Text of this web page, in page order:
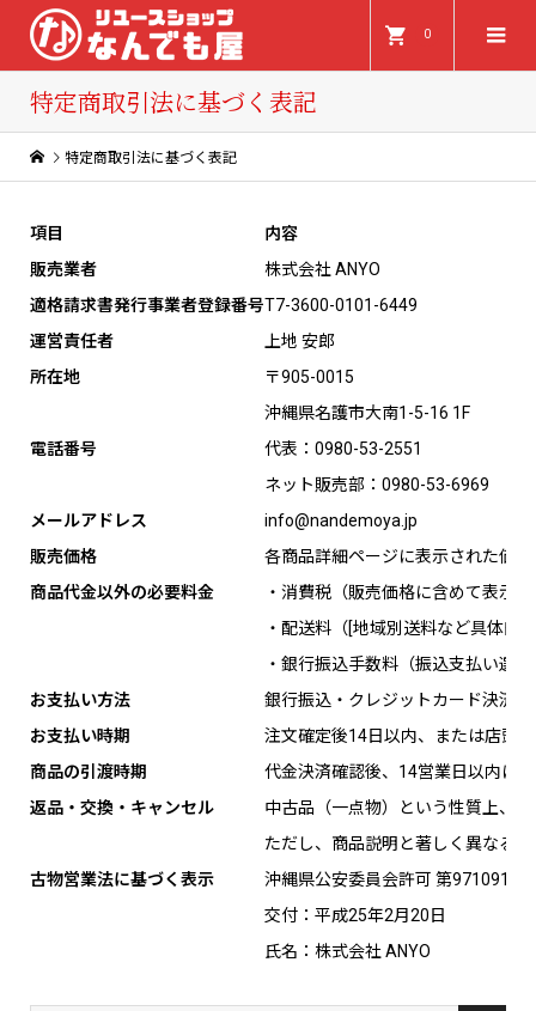
0
特定商取引法に基づく表記
特定商取引法に基づく表記
項目
内容
販売業者
株式会社 ANYO
適格請求書発行事業者登録番号T7-3600-0101-6449
運営責任者
上地 安郎
所在地
〒905-0015
沖縄県名護市大南1-5-16 1F
電話番号
代表：0980-53-2551
ネット販売部：0980-53-6969
メールアドレス
info@nandemoya.jp
販売価格
各商品詳細ページに表示された価
商品代金以外の必要料金
・消費税（販売価格に含めて表示）
・配送料（[地域別送料など具体的
・銀行振込手数料（振込支払い選
お支払い方法
銀行振込・クレジットカード決済
お支払い時期
注文確定後14日以内、または店頭
商品の引渡時期
代金決済確認後、14営業日以内に
返品・交換・キャンセル
中古品（一点物）という性質上、
ただし、商品説明と著しく異なる
古物営業法に基づく表示
沖縄県公安委員会許可 第
交付：平成25年2月20日
氏名：株式会社 ANYO